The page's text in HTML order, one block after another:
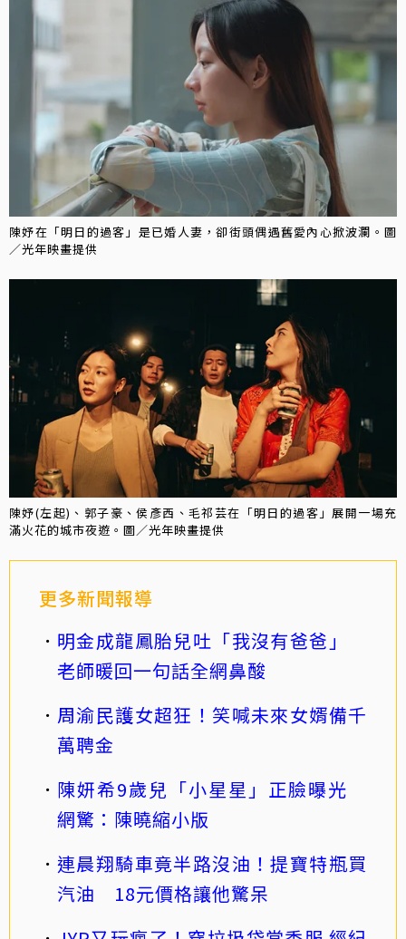
陳妤在「明日的過客」是已婚人妻，卻街頭偶遇舊愛內心掀波瀾。圖
／光年映畫提供
陳妤(左起)、郭子豪、侯彥西、毛祁芸在「明日的過客」展開一場充
滿火花的城市夜遊。圖／光年映畫提供
更多新聞報導
明金成龍鳳胎兒吐「我沒有爸爸」
老師暖回一句話全網鼻酸
周渝民護女超狂！笑喊未來女婿備千
萬聘金
陳妍希9歲兒「小星星」正臉曝光
網驚：陳曉縮小版
連晨翔騎車竟半路沒油！提寶特瓶買
汽油 18元價格讓他驚呆